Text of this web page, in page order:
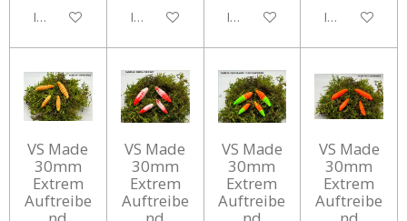
In den WarenkorbIn den WarenkorbIn den WarenkorbIn den
VS Made
30mm
Extrem
Auftreibe
VS Made
30mm
Extrem
Auftreibe
VS Made
30mm
Extrem
Auftreibe
VS Made
30mm
Extrem
Auftreibe